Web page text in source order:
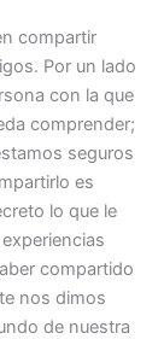
compartir
Por un lado
con la que
comprender;
seguros
es
lo que le
compartido
nos dimos
de nuestra